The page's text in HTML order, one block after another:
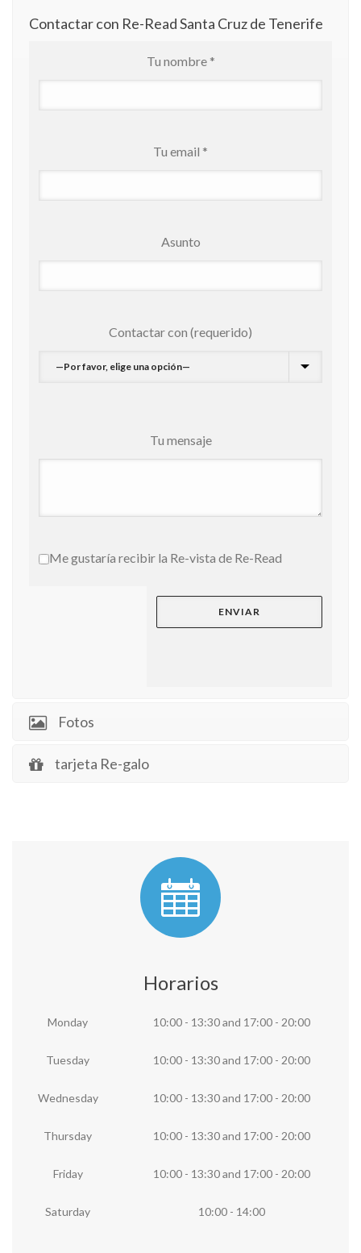
Contactar con Re-Read Santa Cruz de Tenerife
Tu nombre *
Tu email *
Asunto
Contactar con (requerido)
Tu mensaje
Me gustaría recibir la Re-vista de Re-Read
Fotos
tarjeta Re-galo
Horarios
Monday 10:00 - 13:30and 17:00 - 20:00
Tuesday 10:00 - 13:30and 17:00 - 20:00
Wednesday 10:00 - 13:30and 17:00 - 20:00
Thursday 10:00 - 13:30and 17:00 - 20:00
Friday 10:00 - 13:30and 17:00 - 20:00
Saturday 10:00 - 14:00